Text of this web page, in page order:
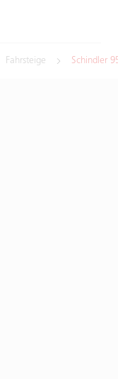
Fahrsteige Schindler